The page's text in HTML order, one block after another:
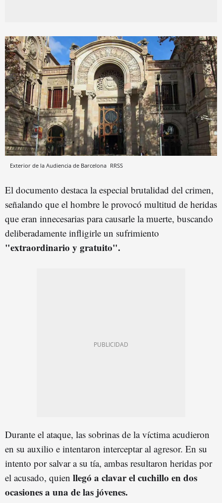
Exterior de la Audiencia de Barcelona RRSS
El documento destaca la especial brutalidad del crimen,
señalando que el hombre le provocó multitud de heridas
que eran innecesarias para causarle la muerte, buscando
deliberadamente infligirle un sufrimiento
"extraordinario y gratuito".
Durante el ataque, las sobrinas de la víctima acudieron
en su auxilio e intentaron interceptar al agresor. En su
intento por salvar a su tía, ambas resultaron heridas por
el acusado, quien llegó a clavar el cuchillo en dos
ocasiones a una de las jóvenes.